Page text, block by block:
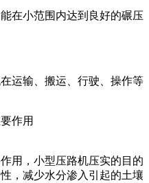
在小范围内达到良好的碾压
运输、搬运、行驶、操作等
用，小型压路机压实的目的
，减少水分渗入引起的土壤